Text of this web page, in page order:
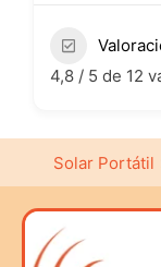
4,8 / 5 de 12
Solar Portátil